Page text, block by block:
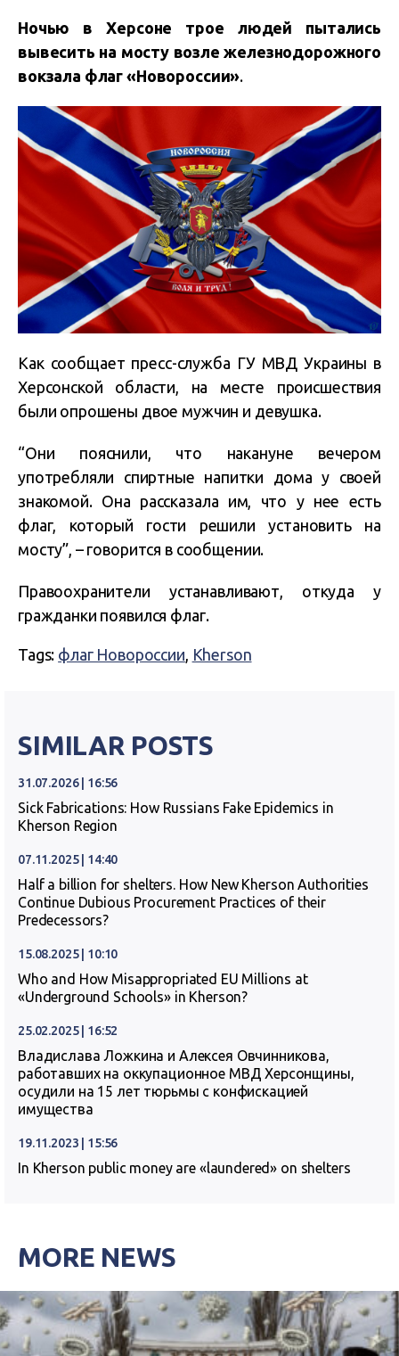
Ночью в Херсоне трое людей пытались
вывесить на мосту возле железнодорожного
вокзала флаг «Новороссии».
Как сообщает пресс-служба ГУ МВД Украины в
Херсонской области, на месте происшествия
были опрошены двое мужчин и девушка.
“Они пояснили, что накануне вечером
употребляли спиртные напитки дома у своей
знакомой. Она рассказала им, что у нее есть
флаг, который гости решили установить на
мосту”, – говорится в сообщении.
Правоохранители устанавливают, откуда у
гражданки появился флаг.
Tags: флаг Новороссии Kherson
SIMILAR POSTS
31.07.2026 | 16:56
Sick Fabrications: How Russians Fake Epidemics in
Kherson Region
07.11.2025 | 14:40
Half a billion for shelters. How New Kherson Authorities
Continue Dubious Procurement Practices of their
Predecessors?
15.08.2025 | 10:10
Who and How Misappropriated EU Millions at
«Underground Schools» in Kherson?
25.02.2025 | 16:52
Владислава Ложкина и Алексея Овчинникова,
работавших на оккупационное МВД Херсонщины,
осудили на 15 лет тюрьмы с конфискацией
имущества
19.11.2023 | 15:56
In Kherson public money are «laundered» on shelters
MORE NEWS